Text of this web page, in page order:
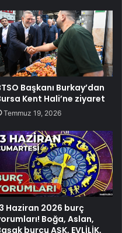
Başkanı Burkay’dan
Kent Hali’ne ziyaret
Temmuz 19, 2026
Haziran 2026 burç
Boğa, Aslan,
burcu AŞK, EVLİLİK,